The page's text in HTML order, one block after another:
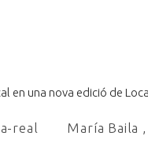
en una nova edició de
real María Baila ,